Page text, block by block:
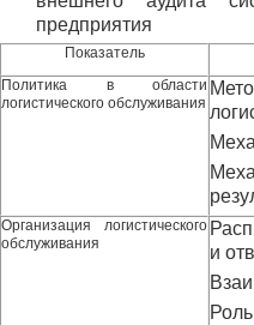
предприятия
Показатель
Политика в области
логистического обслуживания
Организация логистического
обслуживания
и